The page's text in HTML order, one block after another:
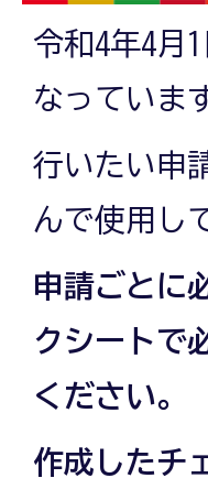
令和4年4月1
なっていま
行いたい申
んで使用し
申請ごとに
クシートで
ください。
作成したチ